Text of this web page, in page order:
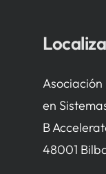
en
B
48001